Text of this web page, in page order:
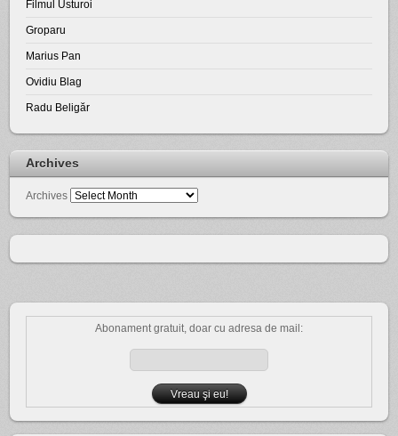
Filmul Usturoi
Groparu
Marius Pan
Ovidiu Blag
Radu Beligăr
Archives
Archives
Abonament gratuit, doar cu adresa de mail: